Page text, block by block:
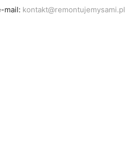
mail: kontakt@remontujemysami.pl